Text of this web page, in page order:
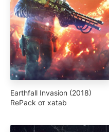
Earthfall Invasion (2018)
RePack от xatab